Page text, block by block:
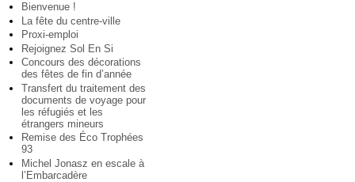
Bienvenue !
La fête du centre-ville
Proxi-emploi
Rejoignez Sol En Si
Concours des décorations
des fêtes de fin d’année
Transfert du traitement des
documents de voyage pour
les réfugiés et les
étrangers mineurs
Remise des Éco Trophées
93
Michel Jonasz en escale à
l’Embarcadère